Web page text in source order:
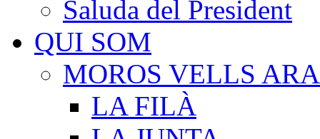
Saluda del President
QUI SOM
MOROS VELLS ARA
LA FILÀ